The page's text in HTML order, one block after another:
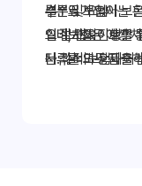
부분의 보험사는
으며, 웹사이트를 통해 간편하게 청구할 수 있습니다. 필요
서류를 모두 제출하
수수료가 없어 보험료가 저렴
입 절차를 진행할 수 있습니다. 시
는 최적의 상품을
결론 및 요약
실비보험은 예상
다. '실비보험다이렉트'를 통해 온라